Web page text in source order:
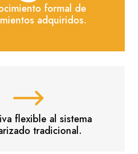
formal de
adquiridos.
flexible al sistema
tradicional.